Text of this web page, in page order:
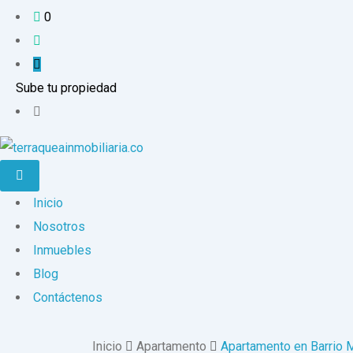
0
Sube tu propiedad
Inicio
Nosotros
Inmuebles
Blog
Contáctenos
Inicio Apartamento Apartamento en Barrio